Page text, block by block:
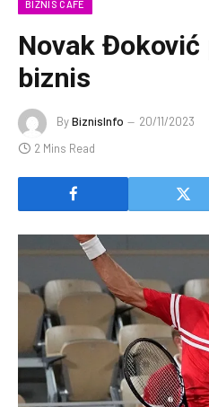
BIZNIS CAFE
Novak
biznis
ByBiznisInfo 20/11/2023
2 Mins Read